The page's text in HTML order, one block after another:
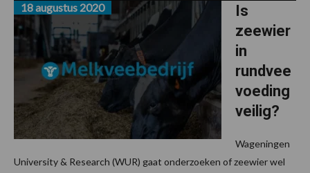
Is
zeewier
in
rundvee
voeding
veilig?
18 augustus 2020
Wageningen
University & Research (WUR) gaat onderzoeken of zeewier wel